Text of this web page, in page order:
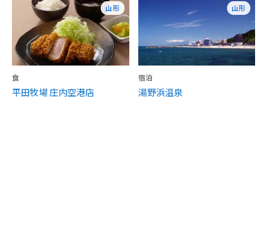
山形
食
平田牧場 庄内空港店
山形
宿泊
湯野浜温泉